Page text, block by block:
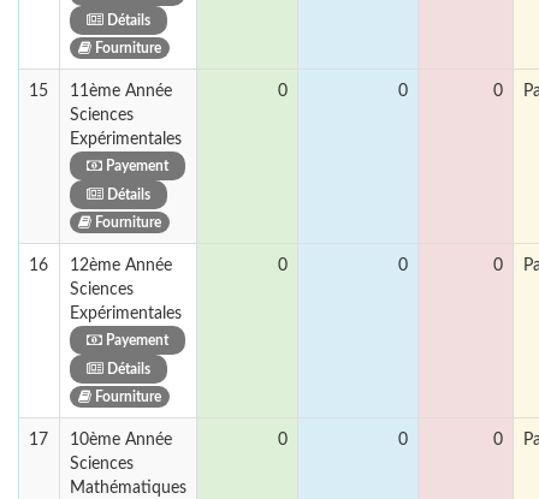
Détails
Fourniture
15
11ème Année
Sciences
Expérimentales
Payement
Détails
Fourniture
0 0 0
16
12ème Année
Sciences
Expérimentales
Payement
Détails
Fourniture
0 0 0
17
10ème Année
Sciences
Mathématiques
0 0 0